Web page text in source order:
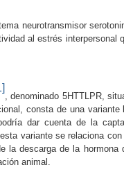
neurotransmisor
al estrés interpersonal
, denominado 5HTTLPR,
consta de una variante
dar cuenta de la
variante se relaciona
la descarga de la hormona
animal.